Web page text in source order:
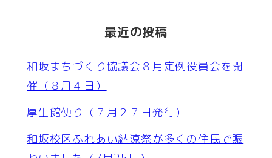
最近の投稿
和坂まちづくり協議会８月定例役員会を開
催（８月４日）
厚生館便り（７月２７日発行）
和坂校区ふれあい納涼祭が多くの住民で賑